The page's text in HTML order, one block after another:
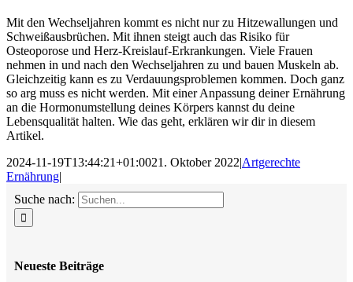
Mit den Wechseljahren kommt es nicht nur zu Hitzewallungen und
Schweißausbrüchen. Mit ihnen steigt auch das Risiko für
Osteoporose und Herz-Kreislauf-Erkrankungen. Viele Frauen
nehmen in und nach den Wechseljahren zu und bauen Muskeln ab.
Gleichzeitig kann es zu Verdauungsproblemen kommen. Doch ganz
so arg muss es nicht werden. Mit einer Anpassung deiner Ernährung
an die Hormonumstellung deines Körpers kannst du deine
Lebensqualität halten. Wie das geht, erklären wir dir in diesem
Artikel.
2024-11-19T13:44:21+01:0021. Oktober 2022|Artgerechte
Ernährung|
Suche nach:
Neueste Beiträge